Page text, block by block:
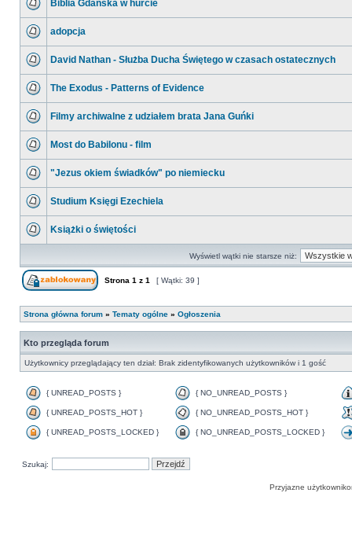
Biblia Gdańska w hurcie
adopcja
David Nathan - Służba Ducha Świętego w czasach ostatecznych
The Exodus - Patterns of Evidence
Filmy archiwalne z udziałem brata Jana Guńki
Most do Babilonu - film
"Jezus okiem świadków" po niemiecku
Studium Księgi Ezechiela
Książki o świętości
Wyświetl wątki nie starsze niż:
Strona 1 z 1 [ Wątki: 39 ]
Strona główna forum » Tematy ogólne » Ogłoszenia
Kto przegląda forum
Użytkownicy przeglądający ten dział: Brak zidentyfikowanych użytkowników i 1 gość
{ UNREAD_POSTS } { NO_UNREAD_POSTS }
{ UNREAD_POSTS_HOT } { NO_UNREAD_POSTS_HOT }
{ UNREAD_POSTS_LOCKED } { NO_UNREAD_POSTS_LOCKED }
Szukaj:
Przyjazne